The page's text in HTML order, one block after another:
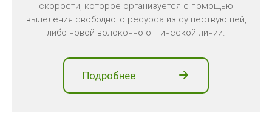
скорости, которое организуется с помощью
выделения свободного ресурса из существующей,
либо новой волоконно-оптической линии.
Подробнее